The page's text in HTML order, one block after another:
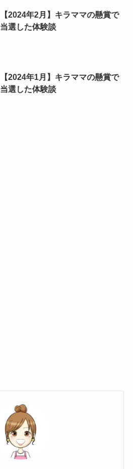
【2024年2月】キラママの懸賞で
当選した体験談
【2024年1月】キラママの懸賞で
当選した体験談